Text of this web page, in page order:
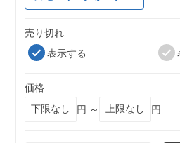
売り切れ
表示する
価格
円 ～
円